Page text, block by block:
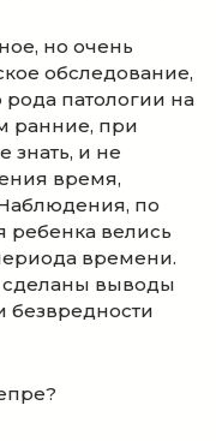
но очень
обследование,
патологии на
ранние, при
знать, и не
время,
по
ребенка велись
времени.
выводы
безвредности